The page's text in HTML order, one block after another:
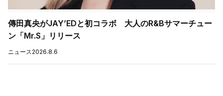
傳田真央がJAY’EDと初コラボ 大人のR&Bサマーチュー
ン「Mr.S」リリース
ニュース2026.8.6